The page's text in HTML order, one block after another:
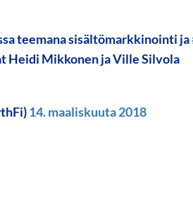
teemana sisältömarkkinointi ja
Heidi Mikkonen ja Ville Silvola
14. maaliskuuta 2018